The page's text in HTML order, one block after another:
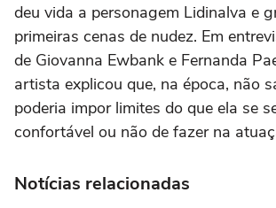
deu vida a personagem Lidinalva e
primeiras cenas de nudez. Em
de Giovanna Ewbank e Fernanda
artista explicou que, na época, não
poderia impor limites do que ela se
confortável ou não de fazer na
Notícias relacionadas